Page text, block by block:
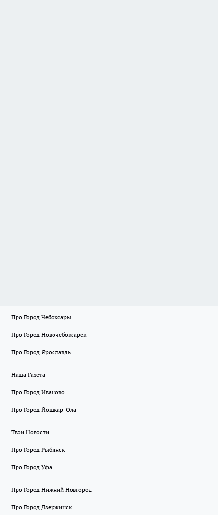
Про Город Чебоксары
Про Город Новочебоксарск
Про Город Ярославль
Наша Газета
Про Город Иваново
Про Город Йошкар-Ола
Твои Новости
Про Город Рыбинск
Про Город Уфа
Про Город Нижний Новгород
Про Город Дзержинск